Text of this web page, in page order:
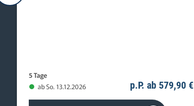
5 Tage
ab So. 13.12.2026
p.P. ab 579,90 €